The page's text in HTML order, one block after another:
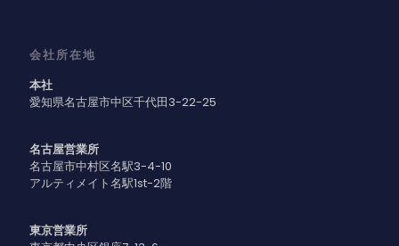
会社所在地
本社
愛知県名古屋市中区千代田3-22-25
名古屋営業所
名古屋市中村区名駅3-4-10
アルティメイト名駅1st-2階
東京営業所